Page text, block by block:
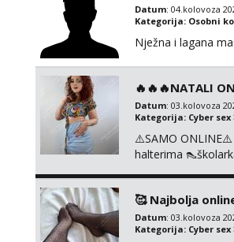
Datum: 04.kolovoza
Kategorija: Osobni
Nježna i lagana
🔥🔥🔥NATALI
Datum: 03.kolovoza
Kategorija: Cyber sex
⚠️SAMO ONLINE⚠️
halterima
🥰 Najbolja
Datum: 03.kolovoza
Kategorija: Cyber sex